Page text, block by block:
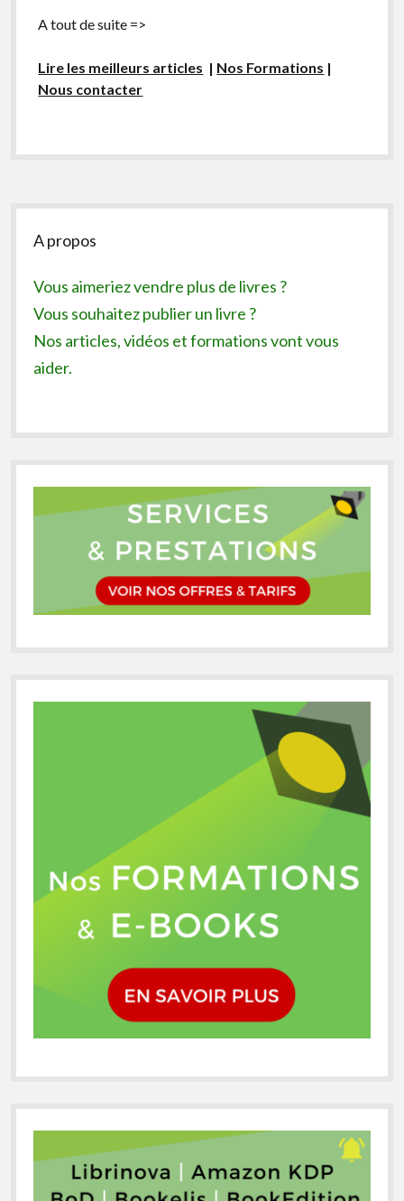
A tout de suite =>
Lire les meilleurs articles | Nos Formations |
Nous contacter
Sidebar
A propos
Vous aimeriez vendre plus de livres ?
Vous souhaitez publier un livre ?
Nos articles, vidéos et formations vont vous
aider.